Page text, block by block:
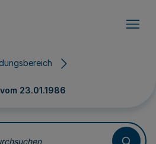
23.01.1986